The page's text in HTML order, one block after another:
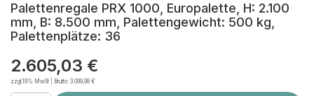
Palettenregale PRX 1000, Europalette, H: 2.100
mm, B: 8.500 mm, Palettengewicht: 500 kg,
Palettenplätze: 36
2.605,03 €
zzgl.19% MwSt | Brutto:3.099,98 €